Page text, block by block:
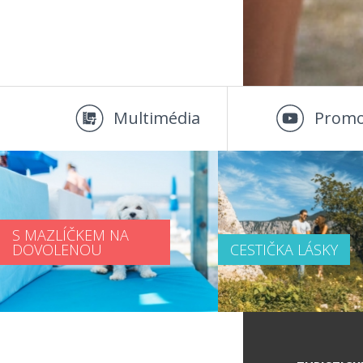
Multimédia
S MAZLÍČKEM NA
DOVOLENOU CESTIČKA LÁSKY